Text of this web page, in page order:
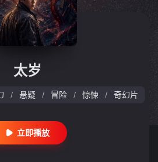
太岁
/ 悬疑 / 冒险 / 惊悚 / 奇幻片
立即播放